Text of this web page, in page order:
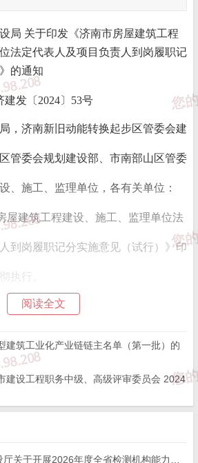
局 关于印发《济南市房屋建筑工程
法定代表人及项目负责人到岗履职记
的通知
建发〔2024〕53号
，济南新旧动能转换起步区管委会建
管委会规划建设部、市南部山区管委
、施工、监理单位，各有关单位：
屋建筑工程建设、施工、监理单位法
到岗履职记分实施意见（试行）》印
执行。
阅读全文
建筑工业化产业链链主名单（第一批）的
建设工程职务中级、高级评审委员会 2024